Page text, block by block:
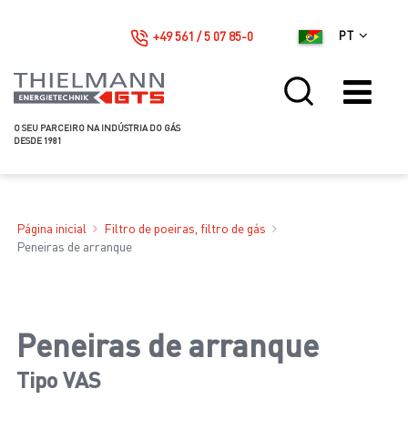
O SEU PARCEIRO NA INDÚSTRIA DO GÁS
DESDE 1981
PT
+49 561 / 5 07 85-0
Página inicial
Filtro de poeiras, filtro de gás
Peneiras de arranque
Peneiras de arranque
Tipo VAS